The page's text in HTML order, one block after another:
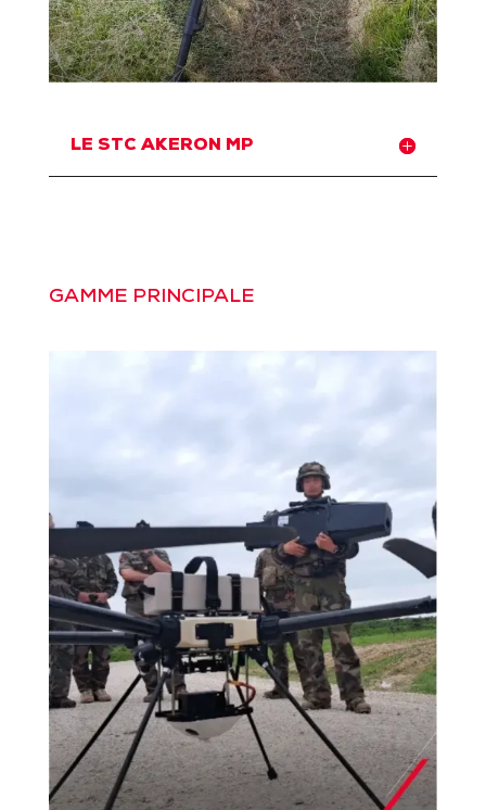
LE STC AKERON MP
GAMME PRINCIPALE